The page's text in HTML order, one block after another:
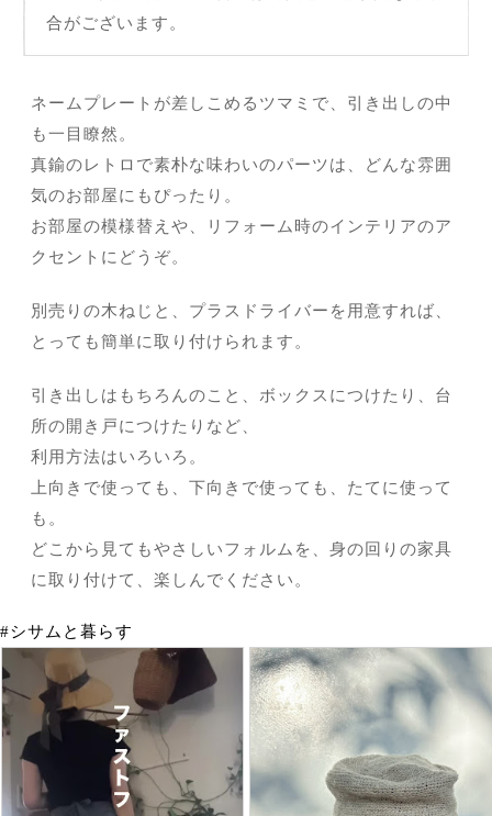
合がございます。
ネームプレートが差しこめるツマミで、引き出しの中
も一目瞭然。
真鍮のレトロで素朴な味わいのパーツは、どんな雰囲
気のお部屋にもぴったり。
お部屋の模様替えや、リフォーム時のインテリアのア
クセントにどうぞ。
別売りの木ねじと、プラスドライバーを用意すれば、
とっても簡単に取り付けられます。
引き出しはもちろんのこと、ボックスにつけたり、台
所の開き戸につけたりなど、
利用方法はいろいろ。
上向きで使っても、下向きで使っても、たてに使って
も。
どこから見てもやさしいフォルムを、身の回りの家具
に取り付けて、楽しんでください。
#シサムと暮らす